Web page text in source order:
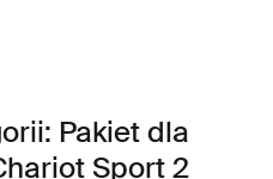
Pakiet dla
Sport 2